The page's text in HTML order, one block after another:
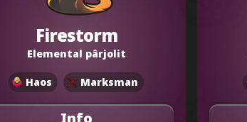
Firestorm
Elemental pârjolit
Haos Marksman